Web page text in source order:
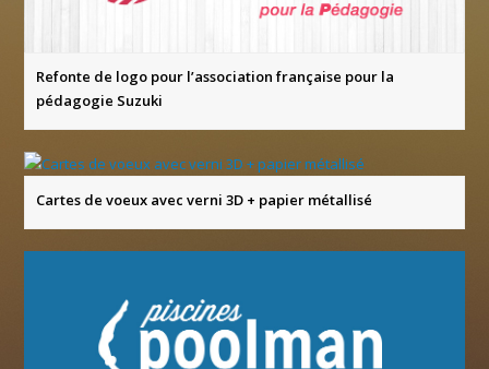
Refonte de logo pour l’association française pour la
pédagogie Suzuki
Cartes de voeux avec verni 3D + papier métallisé